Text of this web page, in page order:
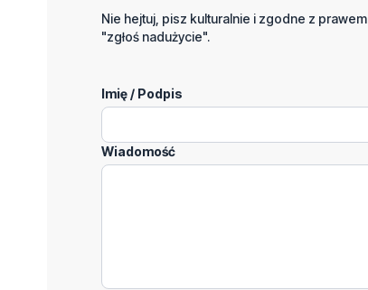
Nie hejtuj, pisz kulturalnie i zgodne z
"zgłoś nadużycie".
Imię / Podpis
Wiadomość